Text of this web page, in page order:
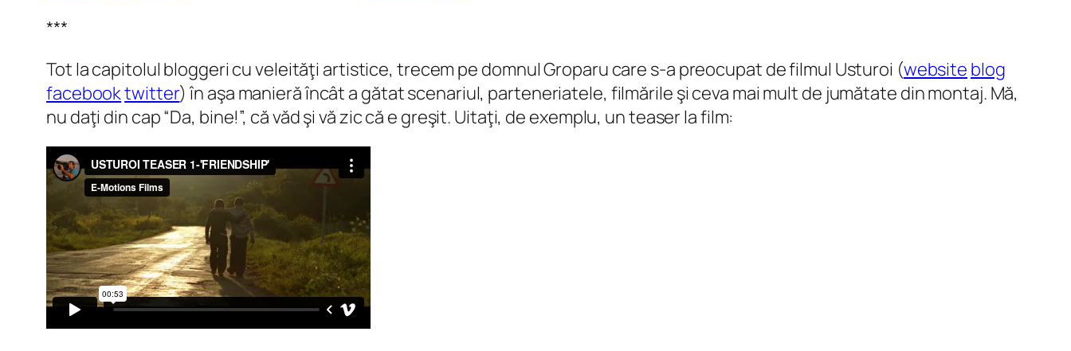
***
Tot la capitolul bloggeri cu veleităţi artistice, trecem pe domnul Groparu care s-a preocupat de filmul Usturoi (website blog
facebooktwitter) în aşa manieră încât a gătat scenariul, parteneriatele, filmările şi ceva mai mult de jumătate din montaj. Mă,
nu daţi din cap “Da, bine!”, că văd şi vă zic că e greşit. Uitaţi, de exemplu, un teaser la film: